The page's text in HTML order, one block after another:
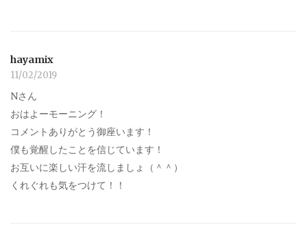
hayamix
11/02/2019
Nさん
おはよーモーニング！
コメントありがとう御座います！
僕も覚醒したことを信じています！
お互いに楽しい汗を流しましょ（＾＾）
くれぐれも気をつけて！！